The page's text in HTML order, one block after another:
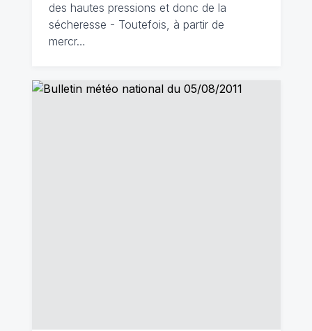
des hautes pressions et donc de la
sécheresse - Toutefois, à partir de
mercr…